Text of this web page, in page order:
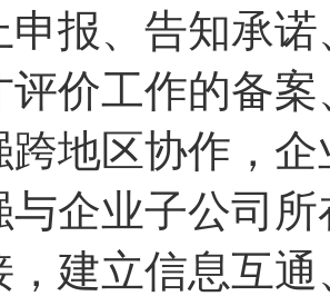
申报、告知承
评价工作的备
跨地区协作，
与企业子公司
，建立信息互